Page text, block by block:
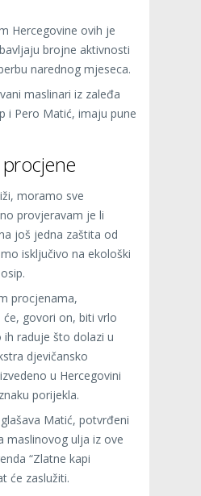
Hercegovine ovih je
brojne aktivnosti
narednog mjeseca.
maslinari iz zaleđa
i Pero Matić, imaju pune
moramo sve
provjeravam je li
još jedna zaštita od
isključivo na ekološki
procjenama,
govori on, biti vrlo
raduje što dolazi u
djevičansko
u Hercegovini
porijekla.
Matić, potvrđeni
maslinovog ulja iz ove
“Zlatne kapi
će zaslužiti.